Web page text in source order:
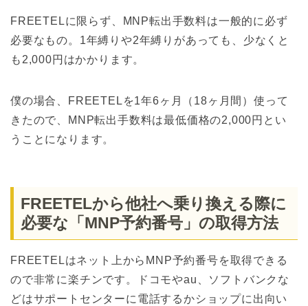
FREETELに限らず、MNP転出手数料は一般的に必ず
必要なもの。1年縛りや2年縛りがあっても、少なくと
も2,000円はかかります。
僕の場合、FREETELを1年6ヶ月（18ヶ月間）使って
きたので、MNP転出手数料は最低価格の2,000円とい
うことになります。
FREETELから他社へ乗り換える際に
必要な「MNP予約番号」の取得方法
FREETELはネット上からMNP予約番号を取得できる
ので非常に楽チンです。ドコモやau、ソフトバンクな
どはサポートセンターに電話するかショップに出向い